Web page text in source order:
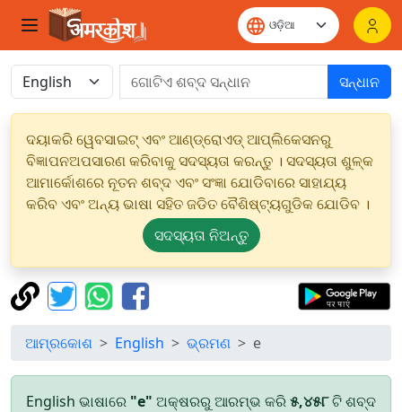
ସନ୍ଧାନ
ଦୟାକରି ୱେବସାଇଟ୍ ଏବଂ ଆଣ୍ଡ୍ରୋଏଡ୍ ଆପ୍ଲିକେସନରୁ
ବିଜ୍ଞାପନଅପସାରଣ କରିବାକୁ ସଦସ୍ୟତା କରନ୍ତୁ । ସଦସ୍ୟତା ଶୁଳ୍କ
ଆମାର୍କୋଶରେ ନୂତନ ଶବ୍ଦ ଏବଂ ସଂଜ୍ଞା ଯୋଡିବାରେ ସାହାଯ୍ୟ
କରିବ ଏବଂ ଅନ୍ୟ ଭାଷା ସହିତ ଜଡିତ ବୈଶିଷ୍ଟ୍ୟଗୁଡିକ ଯୋଡିବ ।
ସଦସ୍ୟତା ନିଅନ୍ତୁ
ଆମ୍ରକୋଶ English ଭ୍ରମଣ e
English ଭାଷାରେ "e" ଅକ୍ଷରରୁ ଆରମ୍ଭ କରି୫,୪୫୮ଟି ଶବ୍ଦ